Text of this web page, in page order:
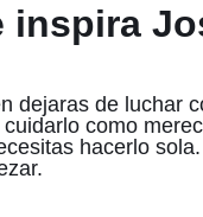
inspira
dejaras de luchar
como
hacerlo